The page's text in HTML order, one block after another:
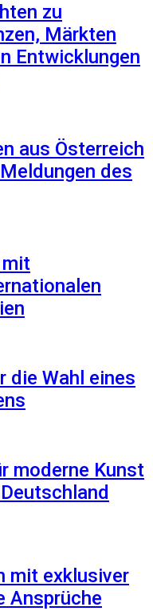
zu
Märkten
Entwicklungen
aus Österreich
des
mit
die Wahl eines
moderne Kunst
mit exklusiver
Ansprüche